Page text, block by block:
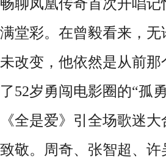
畅聊凤凰传奇首次开唱
满堂彩。在曾毅看来，
未改变，他依然是从前
了52岁勇闯电影圈的“孤
《全是爱》引全场歌迷
致敬。周奇、张智超、